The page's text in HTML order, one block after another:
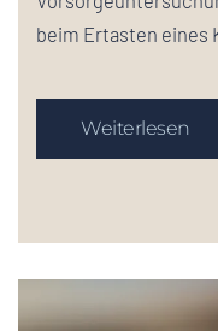
beim Ertasten eines
Weiterlesen